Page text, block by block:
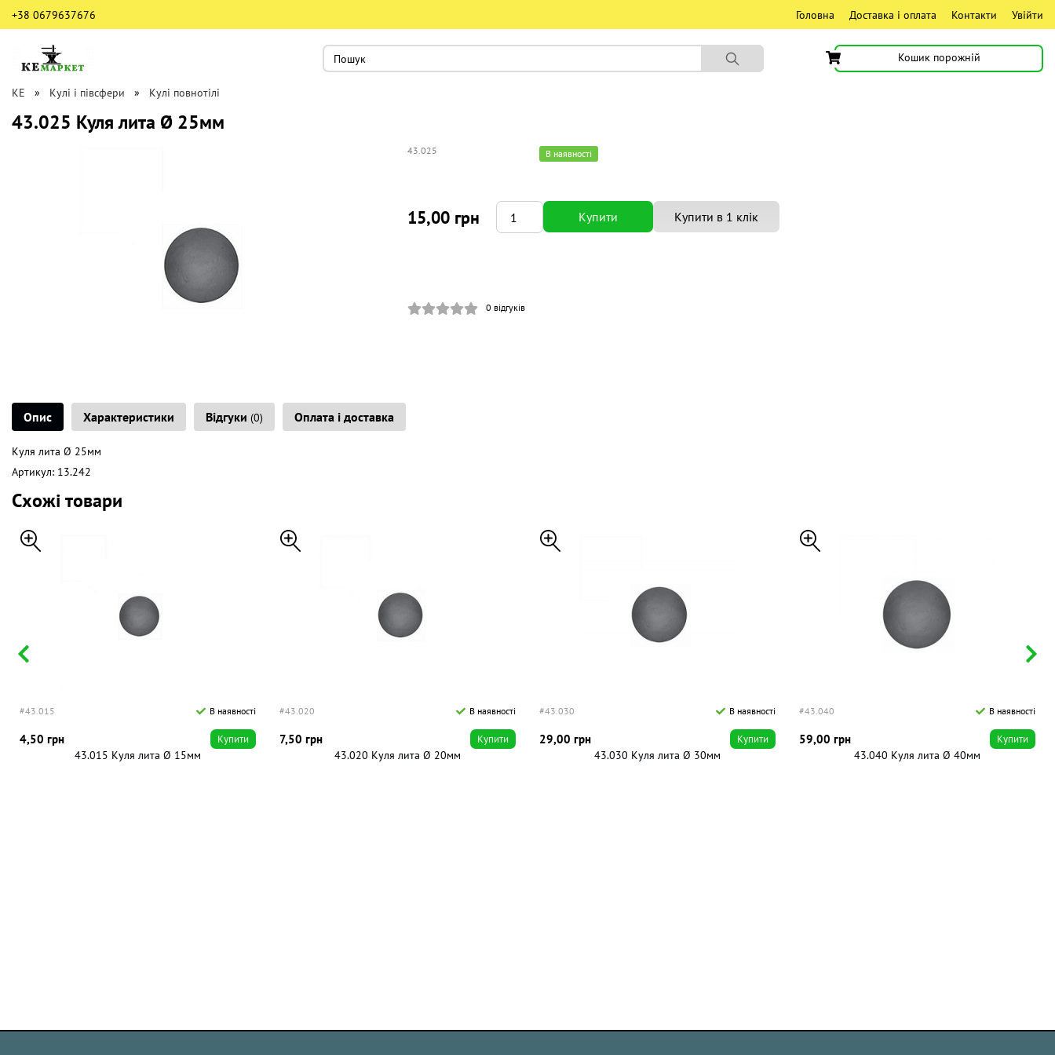
+38 0679637676 Увійти
Головна Доставка і оплата Контакти
Кошик порожній
КЕ Кулі і півсфери Кулі повнотілі
43.025 Куля лита Ø 25мм
43.025 В наявності
15,00 грн Купити Купити в 1 клік
0 відгуків
Опис Характеристики Відгуки (0) Оплата і доставка
Куля лита Ø 25мм
Артикул: 13.242
Схожі товари
#43.015 В наявності
4,50 грн Купити
43.015 Куля лита Ø 15мм
#43.020 В наявності
7,50 грн Купити
43.020 Куля лита Ø 20мм
#43.030 В наявності
29,00 грн Купити
43.030 Куля лита Ø 30мм
#43.040 В наявності
59,00 грн Купити
43.040 Куля лита Ø 40мм